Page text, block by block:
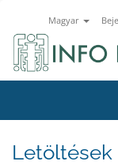
Magyar
Letöltések